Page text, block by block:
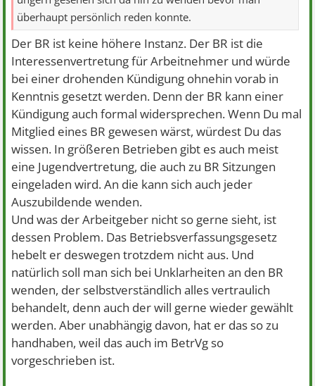
überhaupt persönlich reden konnte.
Der BR ist keine höhere Instanz. Der BR ist die
Interessenvertretung für Arbeitnehmer und würde
bei einer drohenden Kündigung ohnehin vorab in
Kenntnis gesetzt werden. Denn der BR kann einer
Kündigung auch formal widersprechen. Wenn Du mal
Mitglied eines BR gewesen wärst, würdest Du das
wissen. In größeren Betrieben gibt es auch meist
eine Jugendvertretung, die auch zu BR Sitzungen
eingeladen wird. An die kann sich auch jeder
Auszubildende wenden.
Und was der Arbeitgeber nicht so gerne sieht, ist
dessen Problem. Das Betriebsverfassungsgesetz
hebelt er deswegen trotzdem nicht aus. Und
natürlich soll man sich bei Unklarheiten an den BR
wenden, der selbstverständlich alles vertraulich
behandelt, denn auch der will gerne wieder gewählt
werden. Aber unabhängig davon, hat er das so zu
handhaben, weil das auch im BetrVg so
vorgeschrieben ist.